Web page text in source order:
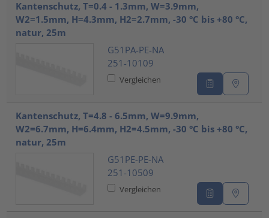
Kantenschutz, T=0.4 - 1.3mm, W=3.9mm,
W2=1.5mm, H=4.3mm, H2=2.7mm, -30 °C bis +80 °C,
natur, 25m
G51PA-PE-NA
251-10109
Vergleichen
Kantenschutz, T=4.8 - 6.5mm, W=9.9mm,
W2=6.7mm, H=6.4mm, H2=4.5mm, -30 °C bis +80 °C,
natur, 25m
G51PE-PE-NA
251-10509
Vergleichen